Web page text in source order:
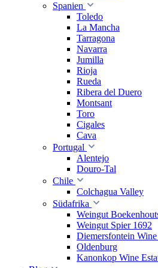
Spanien
Toledo
La Mancha
Tarragona
Navarra
Jumilla
Rioja
Rueda
Ribera del Duero
Montsant
Toro
Cigales
Cava
Portugal
Alentejo
Douro-Tal
Chile
Colchagua Valley
Südafrika
Weingut
Weingut Spier 1692
Diemersfontein
Oldenburg
Kanonkop Wine